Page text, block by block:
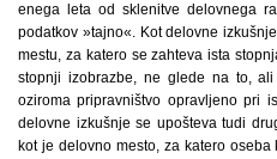
enega leta od sklenitve delovnega
podatkov »tajno«. Kot delovne
mestu, za katero se zahteva ista
stopnji izobrazbe, ne glede na to,
oziroma pripravništvo opravljeno pri
delovne izkušnje se upošteva tudi
kot je delovno mesto, za katero